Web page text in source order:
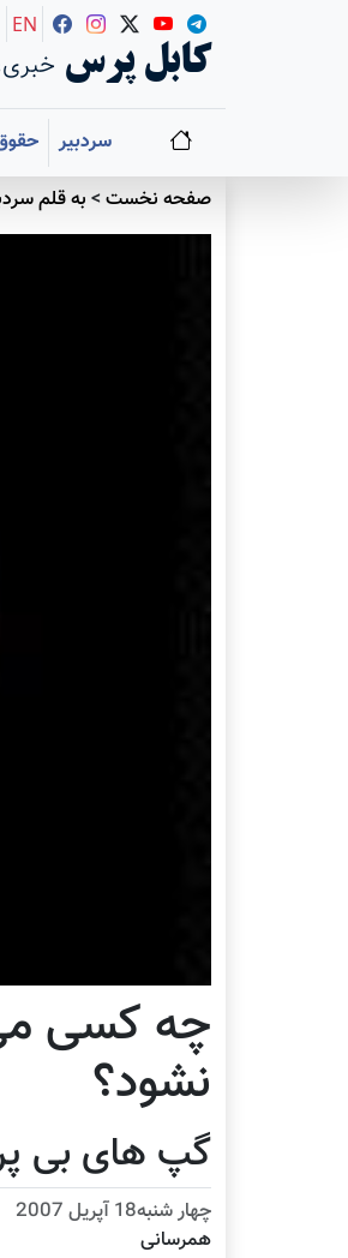
کابل پرس
EN
سردبیر
صفحه نخست> به قلم
چه کسی
نشود؟
گپ های بی
چهار شنبه18 آپریل 2007
همرسانی